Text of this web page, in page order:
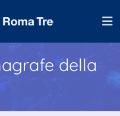
della